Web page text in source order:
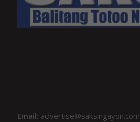
Email: advertise@saksingayon.com